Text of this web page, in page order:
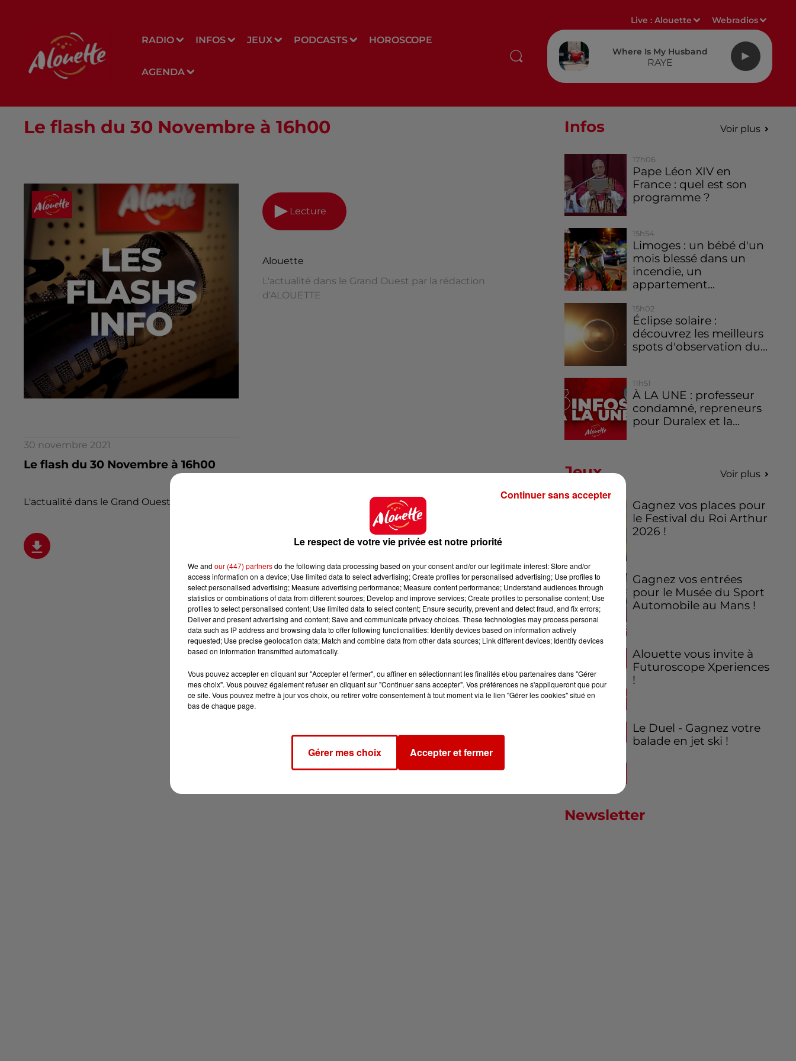
RADIO INFOS JEUX PODCASTS HOROSCOPE
AGENDA
Live :Alouette Webradios
Where Is My Husband
RAYE
Le flash du 30 Novembre à 16h00
Lecture
Alouette
L'actualité dans le Grand Ouest par la rédaction
d'ALOUETTE
30 novembre 2021
Le flash du 30 Novembre à 16h00
L'actualité dans le Grand Ouest par la rédaction d'ALOUETTE
Infos Voir plus
17h06
Pape Léon XIV en
France : quel est son
programme ?
15h54
Limoges : un bébé d'un
mois blessé dans un
incendie, un
appartement...
15h02
Éclipse solaire :
découvrez les meilleurs
spots d'observation du...
11h51
À LA UNE : professeur
condamné, repreneurs
pour Duralex et la...
Jeux Voir plus
Gagnez vos places pour
le Festival du Roi Arthur
2026 !
Gagnez vos entrées
pour le Musée du Sport
Automobile au Mans !
Alouette vous invite à
Futuroscope Xperiences
!
Le Duel - Gagnez votre
balade en jet ski !
Newsletter
Le respect de votre vie privée est notre priorité
We and our (447) partnersdo the following data processing based on your consent and/or our legitimate interest: Store and/or
access information on a device; Use limited data to select advertising; Create profiles for personalised advertising; Use profiles to
select personalised advertising; Measure advertising performance; Measure content performance; Understand audiences through
statistics or combinations of data from different sources; Develop and improve services; Create profiles to personalise content; Use
profiles to select personalised content; Use limited data to select content; Ensure security, prevent and detect fraud, and fix errors;
Deliver and present advertising and content; Save and communicate privacy choices. These technologies may process personal
data such as IP address and browsing data to offer following functionalities: Identify devices based on information actively
requested; Use precise geolocation data; Match and combine data from other data sources; Link different devices; Identify devices
based on information transmitted automatically.
Vous pouvez accepter en cliquant sur "Accepter et fermer", ou affiner en sélectionnant les finalités et/ou partenaires dans "Gérer
mes choix". Vous pouvez également refuser en cliquant sur "Continuer sans accepter". Vos préférences ne s'appliqueront que pour
ce site. Vous pouvez mettre à jour vos choix, ou retirer votre consentement à tout moment via le lien "Gérer les cookies" situé en
bas de chaque page.
Gérer mes choix Accepter et fermer
Continuer sans accepter